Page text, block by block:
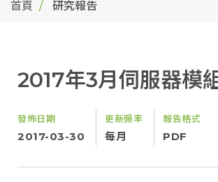
首頁 研究報告
2017年3月伺服器模
發佈日期
2017-03-30
更新頻率
每月
報告格式
PDF